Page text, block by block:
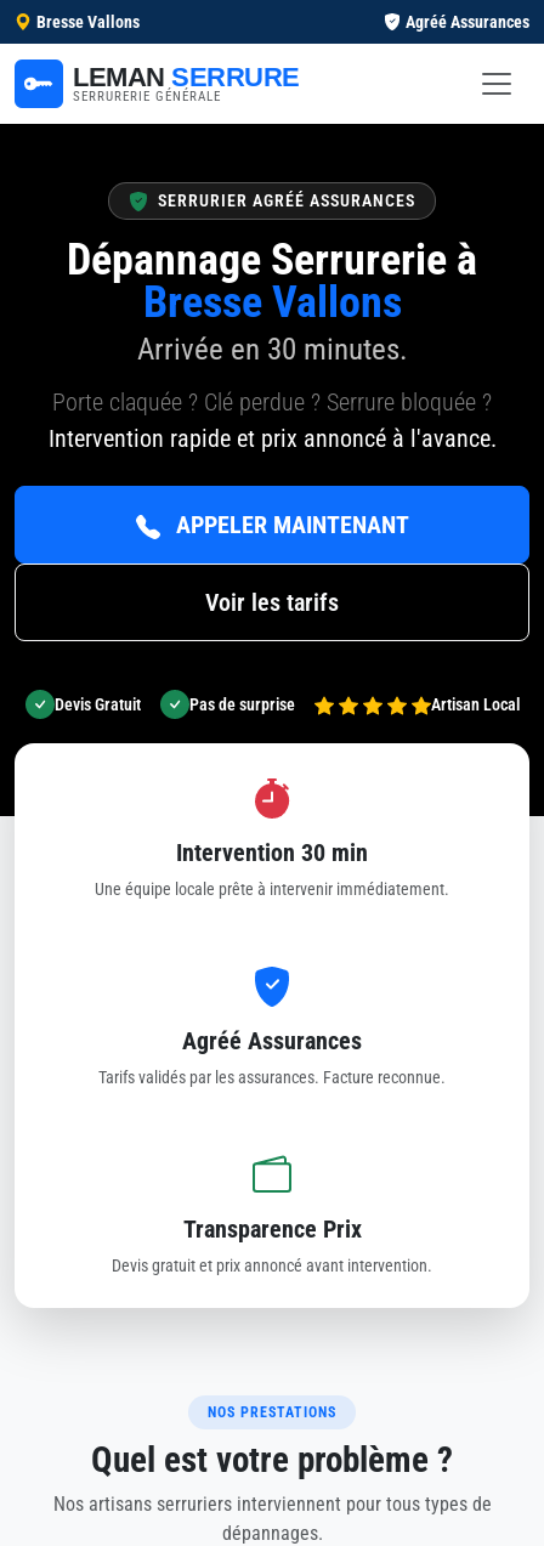
Bresse Vallons Agréé Assurances
LEMAN SERRURE
SERRURERIE GÉNÉRALE
SERRURIER AGRÉÉ ASSURANCES
Dépannage Serrurerie à
Bresse Vallons
Arrivée en 30 minutes.
Porte claquée ? Clé perdue ? Serrure bloquée ?
Intervention rapide et prix annoncé à l'avance.
APPELER MAINTENANT
Voir les tarifs
Devis Gratuit Pas de surprise Artisan Local
Intervention 30 min
Une équipe locale prête à intervenir immédiatement.
Agréé Assurances
Tarifs validés par les assurances. Facture reconnue.
Transparence Prix
Devis gratuit et prix annoncé avant intervention.
NOS PRESTATIONS
Quel est votre problème ?
Nos artisans serruriers interviennent pour tous types de
dépannages.